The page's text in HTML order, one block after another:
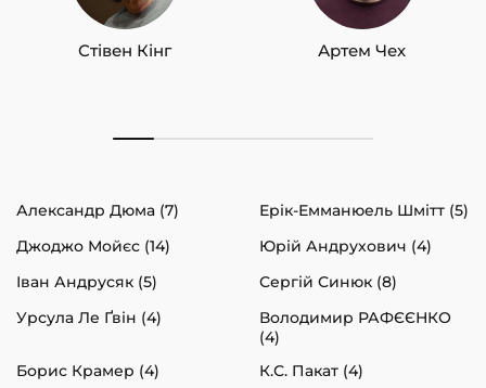
Стівен Кінг Артем Чех
Александр Дюма (7)
Ерік-Емманюель Шмітт (5)
Джоджо Мойєс (14)
Юрій Андрухович (4)
Іван Андрусяк (5)
Сергій Синюк (8)
Урсула Ле Ґвін (4)
Володимир РАФЄЄНКО
(4)
Борис Крамер (4)
К.С. Пакат (4)